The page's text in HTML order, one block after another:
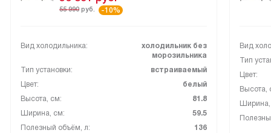
55 990 руб. -10%
Вид холодильника:
холодильник без
морозильника
Тип установки:
встраиваемый
Цвет:
белый
Высота, см:
81.8
Ширина, см:
59.5
Полезный объём, л:
136
Вид
Тип
Цвет:
Высота,